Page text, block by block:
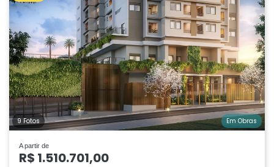
9 Fotos Em Obras
A partir de
R$ 1.510.701,00